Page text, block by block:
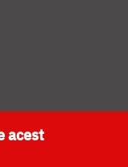
acest